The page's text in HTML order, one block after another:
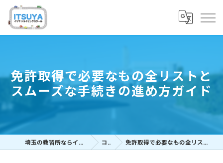
免許取得で必要なもの全リストと
スムーズな手続きの進め方ガイド
埼玉の教習所ならイツヤドライビングスクール コラム 免許取得で必要なもの全リストとスムーズな手続きの進め方ガイド